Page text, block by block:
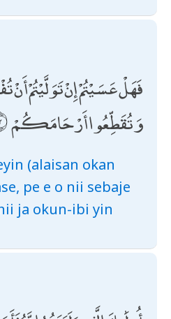
فَهَلْ عَسَيْتُمْ إِنْ تَوَلَّيْتُمْ
وَتُقَطِّعُوا أَرْحَامَكُمْ
(alaisan okan
pe e o nii sebaje
ja okun-ibi yin